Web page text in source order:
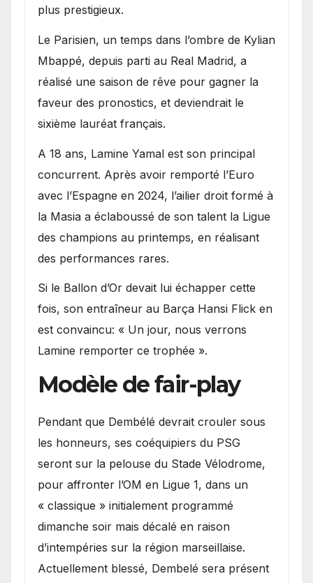
plus prestigieux.
Le Parisien, un temps dans l’ombre de Kylian
Mbappé, depuis parti au Real Madrid, a
réalisé une saison de rêve pour gagner la
faveur des pronostics, et deviendrait le
sixième lauréat français.
A 18 ans, Lamine Yamal est son principal
concurrent. Après avoir remporté l’Euro
avec l’Espagne en 2024, l’ailier droit formé à
la Masia a éclaboussé de son talent la Ligue
des champions au printemps, en réalisant
des performances rares.
Si le Ballon d’Or devait lui échapper cette
fois, son entraîneur au Barça Hansi Flick en
est convaincu: « Un jour, nous verrons
Lamine remporter ce trophée ».
Modèle de fair-play
Pendant que Dembélé devrait crouler sous
les honneurs, ses coéquipiers du PSG
seront sur la pelouse du Stade Vélodrome,
pour affronter l’OM en Ligue 1, dans un
« classique » initialement programmé
dimanche soir mais décalé en raison
d’intempéries sur la région marseillaise.
Actuellement blessé, Dembelé sera présent